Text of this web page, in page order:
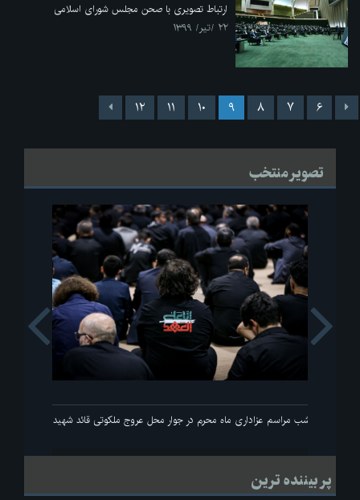
ارتباط تصویری با صحن مجلس شورای اسلامی
۲۲ /تیر/ ۱۳۹۹
۶ ۷ ۸ ۹ ۱۰ ۱۱ ۱۲
تصویر منتخب
اولین شب مراسم عزاداری ماه محرم در جوار محل عروج ملکوتی قائد شهید انقلاب
Next
پر بیننده ترین